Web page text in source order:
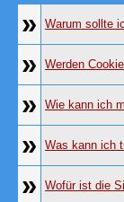
»
Warum sollte
» Werden
» Wie kann ich
» Was kann ich
» Wofür ist die